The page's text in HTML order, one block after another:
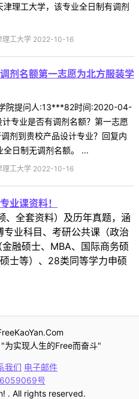
理工大学，该专业全日制有调剂
理工大学 2022-10-16
剂名额第一志愿为北方服装学
院提问人:13***82时间:2020-04-
专业是否有调剂名额？第一志愿
剂到贵校产品设计专业？回复内
日制无调剂名额。 ...
理工大学 2022-10-16
业课资料！
、全套资料）及历年真题，涵
业科目、考研公共课（政治
融硕士、MBA、国际商务硕
士等）、28类同等学力申硕
"为实现人生的Free而奋斗"
我们 电子邮件
号
. All rights reserved.